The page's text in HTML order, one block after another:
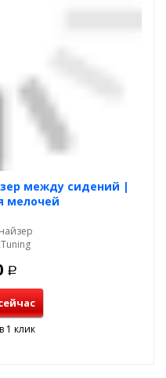
между сидений |
мелочей
Р
1 клик